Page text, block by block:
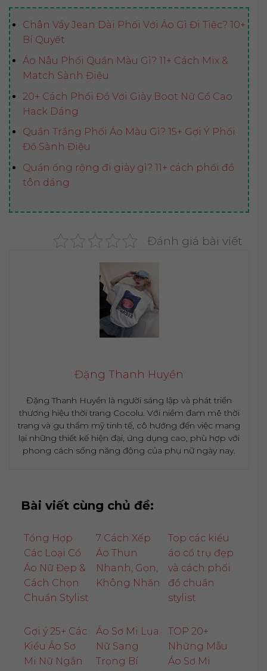
Chân Váy Jean Dài Phối Với Áo Gì Đi Tiệc? 10+
Bí Quyết
Áo Nâu Phối Quần Màu Gì? 11+ Cách Mix &
Match Sành Điệu
20+ Cách Phối Đồ Với Giày Boot Nữ Cổ Cao
Hack Dáng
Quần Trắng Phối Áo Màu Gì? 15+ Gợi Ý Phối
Đồ Sành Điệu
Quần ống rộng đi giày gì? 11+ cách phối đồ
tôn dáng
Đánh giá bài viết
Đặng Thanh Huyền
Đặng Thanh Huyền là người sáng lập và phát triển
thương hiệu thời trang Cocolu. Với niềm đam mê thời
trang và gu thẩm mỹ tinh tế, cô hướng đến việc mang
lại những thiết kế hiện đại, ứng dụng cao, phù hợp với
phong cách sống năng động của phụ nữ ngày nay.
Bài viết cùng chủ đề:
Tổng Hợp
Các Loại Cổ
Áo Nữ Đẹp &
Cách Chọn
Chuẩn Stylist
7 Cách Xếp
Áo Thun
Nhanh, Gọn,
Không Nhăn
Top các kiểu
áo cổ trụ đẹp
và cách phối
đồ chuẩn
stylist
Gợi ý 25+ Các
Kiểu Áo Sơ
Mi Nữ Ngắn
Áo Sơ Mi Lụa
Nữ Sang
Trọng Bí
TOP 20+
Những Mẫu
Áo Sơ Mi